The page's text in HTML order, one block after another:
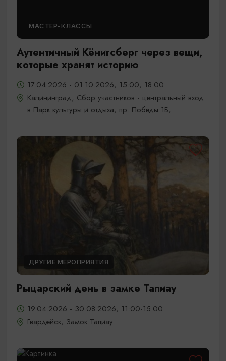
МАСТЕР-КЛАССЫ
Аутентичный Кёнигсберг через вещи,
которые хранят историю
17.04.2026 - 01.10.2026, 15:00, 18:00
Калининград, Сбор участников - центральный вход
в Парк культуры и отдыха, пр. Победы 1Б,
ДРУГИЕ МЕРОПРИЯТИЯ
Рыцарский день в замке Тапиау
19.04.2026 - 30.08.2026, 11:00-15:00
Гвардейск, Замок Тапиау